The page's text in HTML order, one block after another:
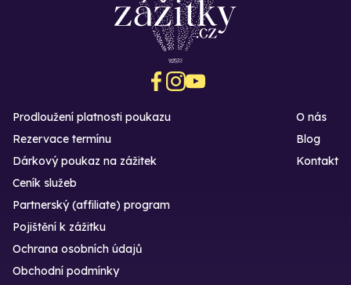
Prodloužení platnosti poukazu
Rezervace termínu
Dárkový poukaz na zážitek
O nás
Blog
Kontakt
Ceník služeb
Partnerský (affiliate) program
Pojištění k zážitku
Ochrana osobních údajů
Obchodní podmínky